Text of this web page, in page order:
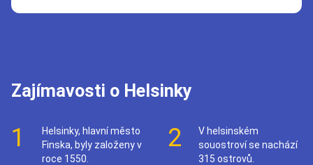
Zajímavosti o Helsinky
1
Helsinky, hlavní město
Finska, byly založeny v
roce 1550.
2
V helsinském
souostroví se nachází
315 ostrovů.